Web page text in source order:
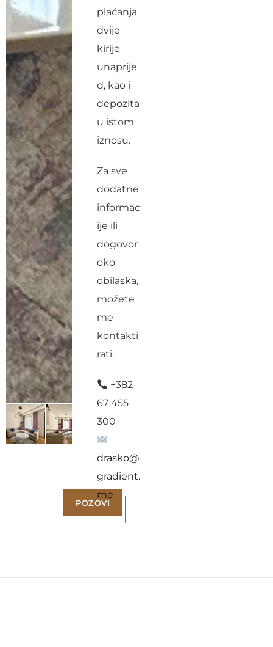
POZOVI
plaćanja
dvije
kirije
unaprije
d, kao i
depozita
u istom
iznosu.
Za sve
dodatne
informac
ije ili
dogovor
oko
obilaska,
možete
me
kontakti
rati:
+382
67 455
300
drasko@
gradient.
me